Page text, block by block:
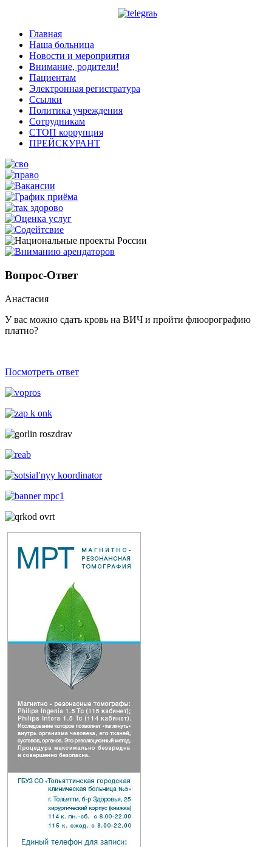
Главная
Наша больница
Новости и мероприятия
Внимание, родители!
Пациентам
Электронная регистратура
Ссылки
Политика учреждения
Сотрудникам
СТОП коррупция
ПРЕЙСКУРАНТ
Вопрос-Ответ
Анастасия
У вас можно сдать кровь на ВИЧ и пройти флюорографию
платно?
Посмотреть ответ